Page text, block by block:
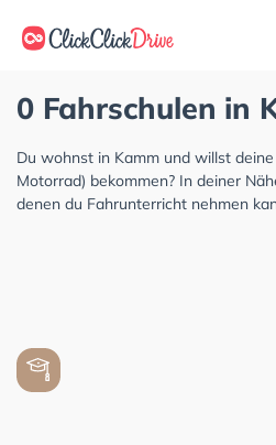
0 Fahrschulen in
Du wohnst in Kamm und willst
Motorrad) bekommen? In deiner
denen du Fahrunterricht nehmen